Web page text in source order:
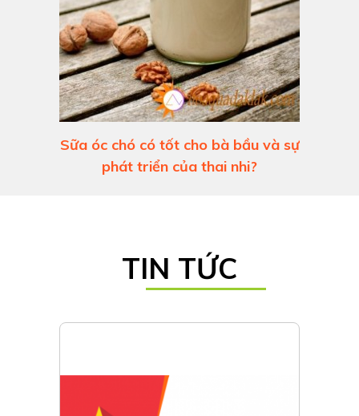
Sữa óc chó có tốt cho bà bầu và sự
phát triển của thai nhi?
TIN TỨC